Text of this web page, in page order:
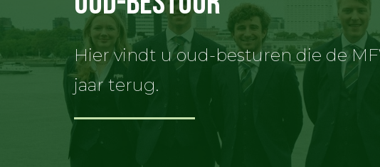
Hier vindt u oud-besturen die de
jaar terug.